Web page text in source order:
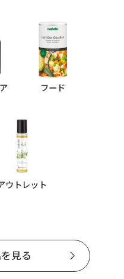
フード
ウトレット
見る